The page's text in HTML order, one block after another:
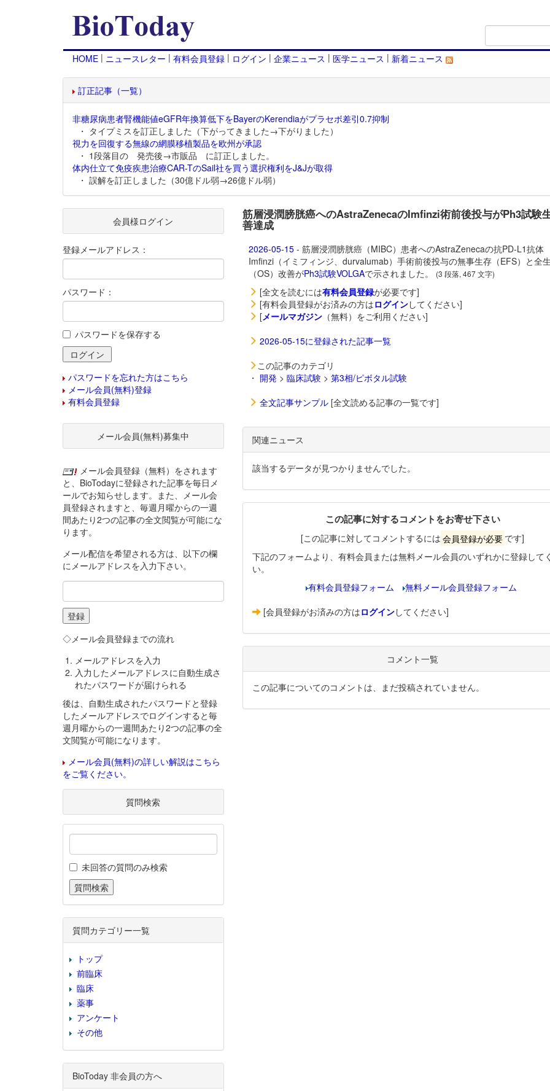
HOME | ニュースレター | 有料会員登録 | ログイン | 企業ニュース | 医学ニュース | 新着ニュース
訂正記事（一覧）
非糖尿病患者腎機能値eGFR年換算低下をBayerのKerendiaがプラセボ差引0.7抑制
・ タイプミスを訂正しました（下がってきました→下がりました）
視力を回復する無線の網膜移植製品を欧州が承認
・ 1段落目の 発売後→市販品 に訂正しました。
体内仕立て免疫疾患治療CAR-TのSail社を買う選択権利をJ&Jが取得
・ 誤解を訂正しました（30億ドル弱→26億ドル弱）
筋層浸潤膀胱癌へのAstraZenecaのImfinzi術前後投与がPh3試験
善達成
2026-05-15- 筋層浸潤膀胱癌（MIBC）患者へのAstraZenecaの抗PD-L1抗体
Imfinzi（イミフィンジ、durvalumab）手術前後投与の無事生存（EFS）と全
（OS）改善がPh3試験VOLGAで示されました。 (3 段落, 467 文字)
[全文を読むには有料会員登録が必要です]
[有料会員登録がお済みの方はログインしてください]
[メールマガジン（無料）をご利用ください]
2026-05-15に登録された記事一覧
この記事のカテゴリ
・ 開発 > 臨床試験> 第3相/ピボタル試験
全文記事サンプル[全文読める記事の一覧です]
関連ニュース
該当するデータが見つかりませんでした。
この記事に対するコメントをお寄せ下さい
[この記事に対してコメントするには 会員登録が必要 です]
下記のフォームより、有料会員または無料メール会員のいずれかに登録して
い。
有料会員登録フォーム
無料メール会員登録フォーム
[会員登録がお済みの方はログインしてください]
コメント一覧
この記事についてのコメントは、まだ投稿されていません。
会員様ログイン
登録メールアドレス：
パスワード：
パスワードを保存する
パスワードを忘れた方はこちら
メール会員(無料)登録
有料会員登録
メール会員(無料)募集中
メール会員登録（無料）をされます
と、BioTodayに登録された記事を毎日メ
ールでお知らせします。また、メール会
員登録されますと、毎週月曜からの一週
間あたり2つの記事の全文閲覧が可能にな
ります。
メール配信を希望される方は、以下の欄
にメールアドレスを入力下さい。
◇メール会員登録までの流れ
メールアドレスを入力
入力したメールアドレスに自動生成さ
れたパスワードが届けられる
後は、自動生成されたパスワードと登録
したメールアドレスでログインすると毎
週月曜からの一週間あたり2つの記事の全
文閲覧が可能になります。
メール会員(無料)の詳しい解説はこちら
をご覧ください。
質問検索
未回答の質問のみ検索
質問カテゴリー一覧
トップ
前臨床
臨床
薬事
アンケート
その他
BioToday 非会員の方へ